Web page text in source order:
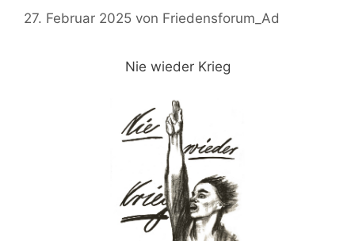
27. Februar 2025 von Friedensforum_Ad
Nie wieder Krieg